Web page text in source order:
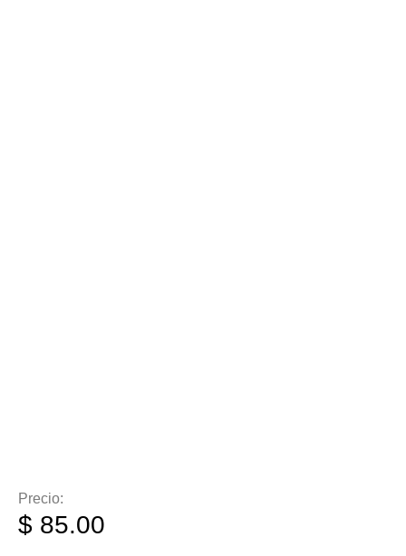
Precio:
$ 85.00